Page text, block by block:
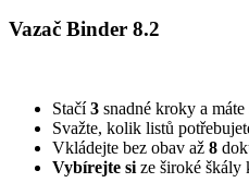
Vazač Binder 8.2
Stačí3 snadné kroky a máte
Svažte, kolik listů
Vkládejte bez obav až 8
Vybírejte si ze široké škály